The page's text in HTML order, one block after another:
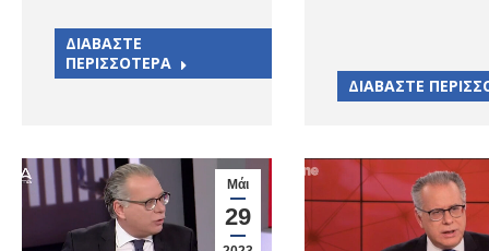
ΔΙΑΒΑΣΤΕ
ΠΕΡΙΣΣΟΤΕΡΑ
ΔΙΑΒΑΣΤΕ
Μάι
29